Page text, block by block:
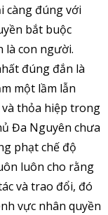
càng đúng với
bắt buộc
là con người.
đúng đắn là
một lầm lẫn
thỏa hiệp trong
Đa Nguyên chưa
phạt chế độ
luôn cho rằng
và trao đổi, đó
vực nhân quyền